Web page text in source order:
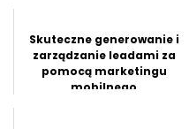
Skuteczne generowanie i
zarządzanie leadami za
pomocą marketingu
mobilnego